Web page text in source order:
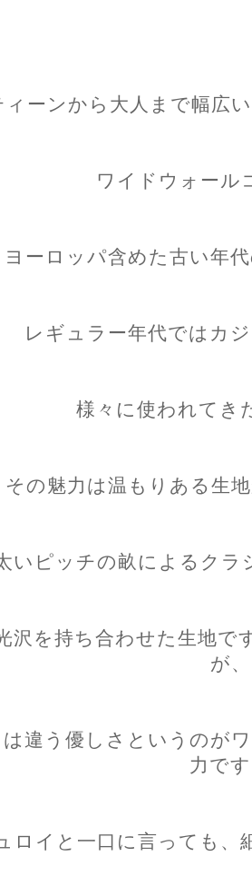
ィーンから大人まで幅広
ワイドウォール
ヨーロッパ含めた古い年
レギュラー年代ではカ
様々に使われてき
その魅力は温もりある生
いピッチの畝によるクラ
沢を持ち合わせた生地
が、
違う優しさというのが
力で
ロイと一口に言っても